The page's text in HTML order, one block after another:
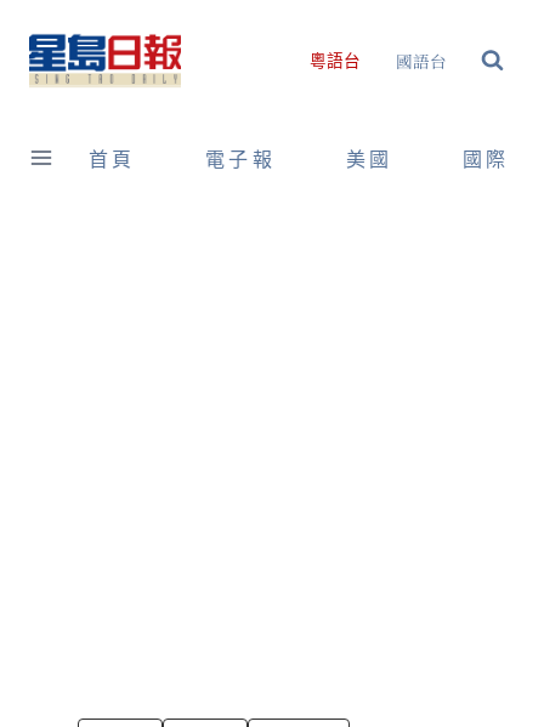
content
粵語台 國語台
首頁 電子報 美國 國際